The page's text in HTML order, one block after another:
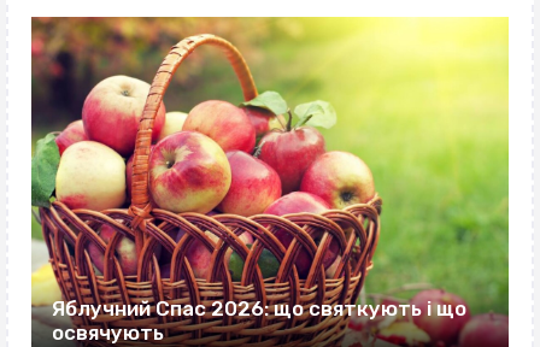
Яблучний Спас 2026: що святкують і що
освячують